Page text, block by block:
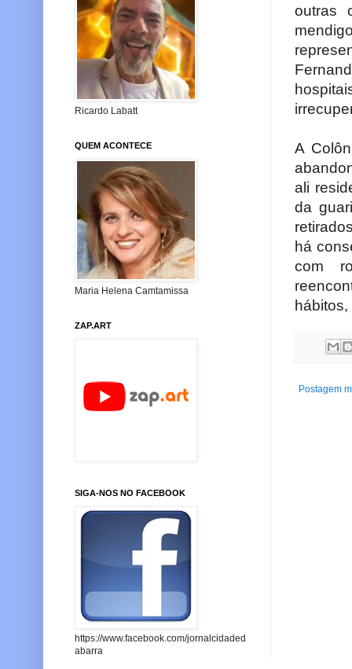
outras
A
ali
da
há
com
Postagem
Ricardo Labatt
QUEM ACONTECE
Maria Helena Camtamissa
ZAP.ART
SIGA-NOS NO FACEBOOK
https://www.facebook.com/jornalcidaded
abarra